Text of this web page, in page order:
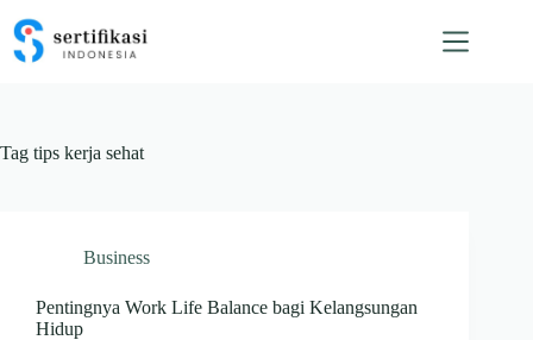
content
Tag tips kerja sehat
Business
Pentingnya Work Life Balance bagi Kelangsungan
Hidup